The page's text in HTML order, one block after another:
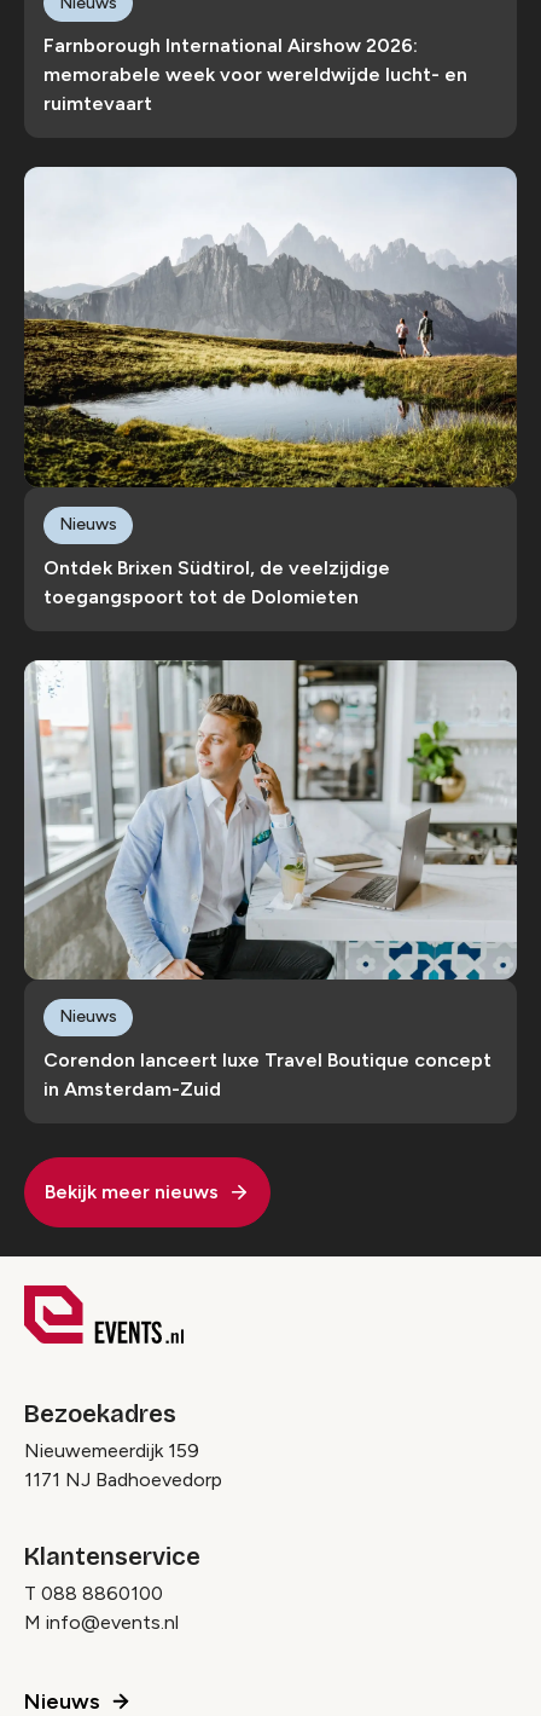
Farnborough International Airshow 2026:
memorabele week voor wereldwijde lucht- en
ruimtevaart
Ontdek Brixen Südtirol, de veelzijdige
toegangspoort tot de Dolomieten
Nieuws
Corendon lanceert luxe Travel Boutique concept
in Amsterdam-Zuid
Nieuws
Bekijk meer nieuws
Bezoekadres
Nieuwemeerdijk 159
1171 NJ Badhoevedorp
Klantenservice
T 088 8860100
M info@events.nl
Nieuws